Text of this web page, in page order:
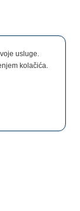
usluge.
kolačića.